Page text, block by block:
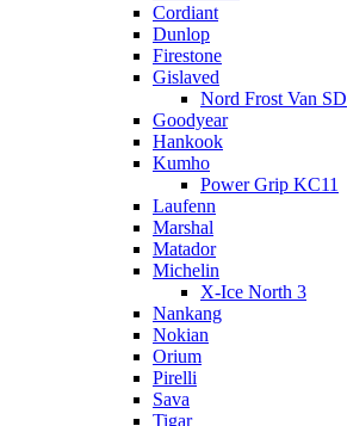
Cordiant
Dunlop
Firestone
Gislaved
Nord Frost Van SD
Goodyear
Hankook
Kumho
Power Grip KC11
Laufenn
Marshal
Matador
Michelin
X-Ice North 3
Nankang
Nokian
Orium
Pirelli
Sava
Tigar